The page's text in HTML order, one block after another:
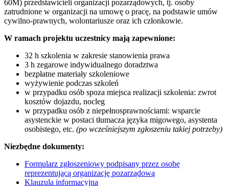
60M) przedstawicieli organizacji pozarządowych, tj. osoby
zatrudnione w organizacji na umowę o pracę, na podstawie umów
cywilno-prawnych, wolontariusze oraz ich członkowie.
W ramach projektu uczestnicy mają zapewnione:
32 h szkolenia w zakresie stanowienia prawa
3 h zegarowe indywidualnego doradztwa
bezpłatne materiały szkoleniowe
wyżywienie podczas szkoleń
w przypadku osób spoza miejsca realizacji szkolenia: zwrot
kosztów dojazdu, nocleg
w przypadku osób z niepełnosprawnościami: wsparcie
asystenckie w postaci tłumacza języka migowego, asystenta
osobistego, etc. (po wcześniejszym zgłoszeniu takiej potrzeby)
Niezbędne dokumenty:
Formularz zgłoszeniowy podpisany przez osobę
reprezentującą organizację pozarządową
Klauzula informacyjna